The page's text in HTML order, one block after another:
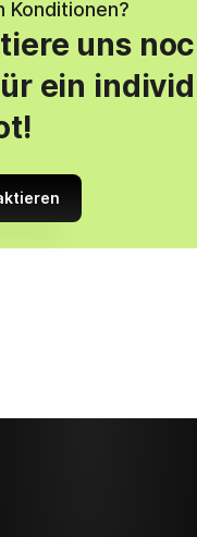
Konditionen?
uns
ein